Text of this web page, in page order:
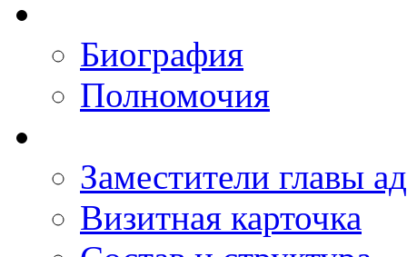
Биография
Полномочия
Заместители главы
Визитная карточка